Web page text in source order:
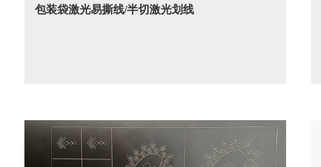
包装袋激光易撕线/半切激光划线